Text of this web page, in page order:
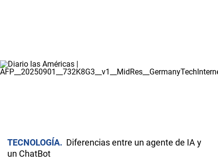
TECNOLOGÍA
Diferencias entre un agente de IA y
un ChatBot